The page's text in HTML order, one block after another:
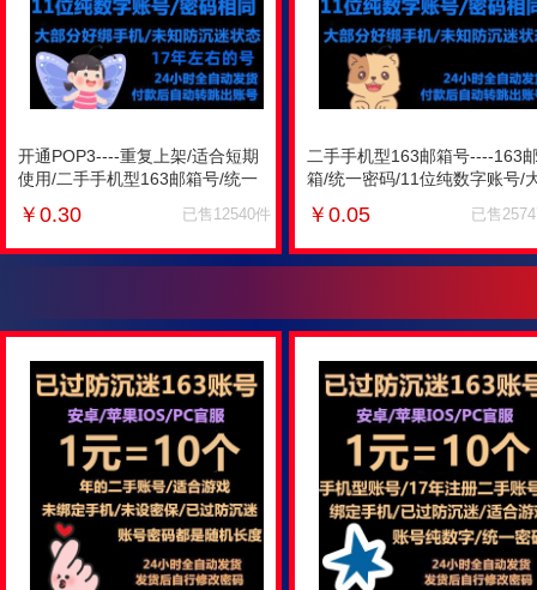
开通POP3----重复上架/适合短期
使用/二手手机型163邮箱号/统一
手机/未知防沉迷
￥ 0.30 已售12540件
二手手机型163邮箱号----163
箱/统一密码/11位纯数字账号/
沉迷/不能用于注册ZFB
￥0.05 已售